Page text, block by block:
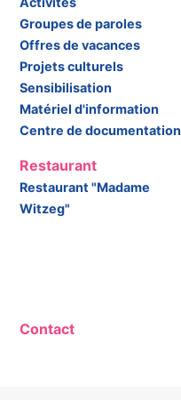
Groupes de paroles
Offres de vacances
Projets culturels
Sensibilisation
Matériel d'information
Centre de documentation
Restaurant
Restaurant "Madame
Witzeg"
Contact